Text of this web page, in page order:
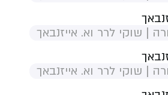
| שוקי לרר וא. אייזנבאך
| שוקי לרר וא. אייזנבאך